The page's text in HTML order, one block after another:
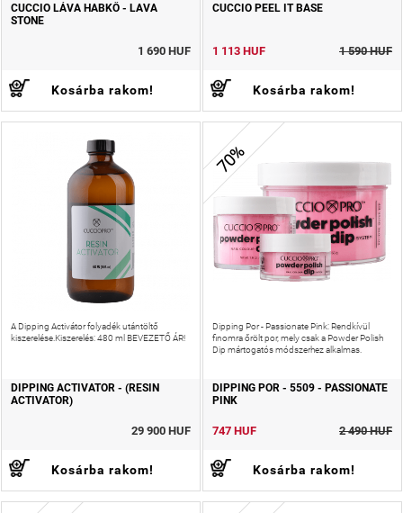
CUCCIO LÁVA HABKŐ - LAVA
STONE
1 690 HUF
Kosárba rakom!
CUCCIO PEEL IT BASE
1 113 HUF 1 590 HUF
Kosárba rakom!
A Dipping Activátor folyadék utántöltő
kiszerelése.Kiszerelés: 480 ml BEVEZETŐ ÁR!
DIPPING ACTIVATOR - (RESIN
ACTIVATOR)
29 900 HUF
Kosárba rakom!
70%
Dipping Por - Passionate Pink: Rendkívül
finomra őrölt por, mely csak a Powder Polish
Dip mártogatós módszerhez alkalmas.
DIPPING POR - 5509 - PASSIONATE
PINK
747 HUF 2 490 HUF
Kosárba rakom!